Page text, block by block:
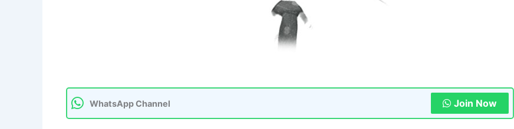
WhatsApp Channel Join Now